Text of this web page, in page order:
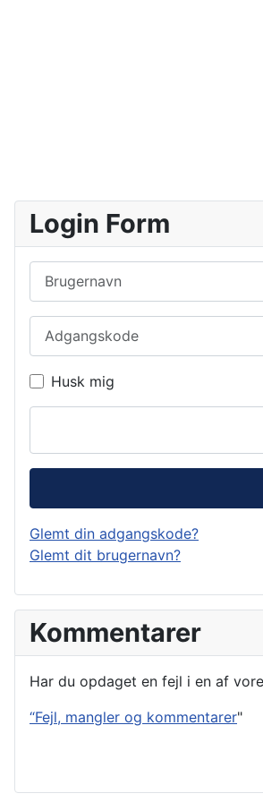
Login Form
Husk mig
Glemt din adgangskode?
Glemt dit brugernavn?
Kommentarer
Har du opdaget en fejl i en af
“Fejl, mangler og kommentarer"